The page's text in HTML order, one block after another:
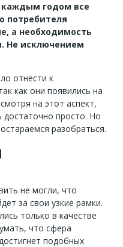
каждым годом все
потребителя
а необходимость
Не исключением
отнести к
как они появились на
на этот аспект,
достаточно просто. Но
разобраться.
не могли, что
за свои узкие рамки.
только в качестве
что сфера
подобных